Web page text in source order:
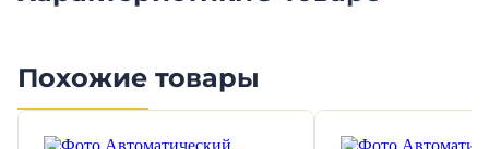
Похожие товары